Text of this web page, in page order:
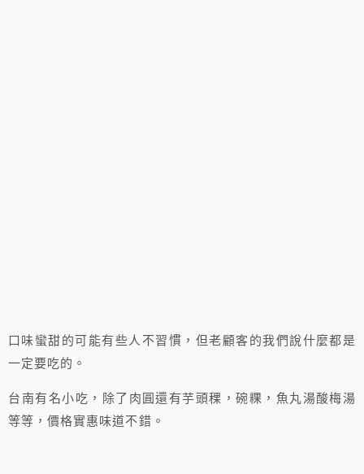
口味蠻甜的可能有些人不習慣，但老顧客的我們說什麼都是
一定要吃的。
台南有名小吃，除了肉圓還有芋頭稞，碗粿，魚丸湯酸梅湯
等等，價格實惠味道不錯。